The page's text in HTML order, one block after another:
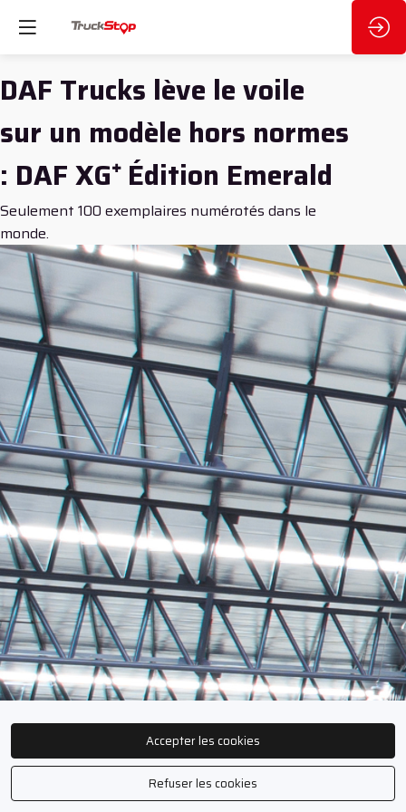
DAF Trucks lève le voile
sur un modèle hors normes
: DAF XG⁺ Édition Emerald
Seulement 100 exemplaires numérotés dans le
Accepter les cookies
Refuser les cookies